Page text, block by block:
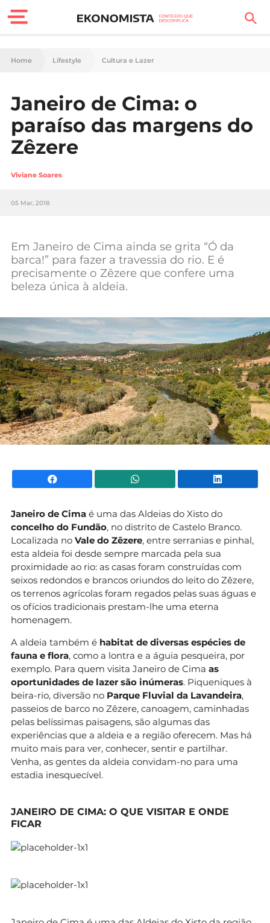
Finanças Pessoais
Carreira
Casa
Lifestyle
Sociedade
Negócios
Mundial 2026
Home Lifestyle Cultura e Lazer
Janeiro de Cima: o
paraíso das margens do
Zêzere
Viviane Soares
05 Mar, 2018
Em Janeiro de Cima ainda se grita “Ó da
barca!” para fazer a travessia do rio. E é
precisamente o Zêzere que confere uma
beleza única à aldeia.
Facebook WhatsApp
Janeiro de Cima é uma das Aldeias do Xisto do
concelho do Fundão, no distrito de Castelo Branco.
Localizada no Vale do Zêzere, entre serranias e pinhal,
esta aldeia foi desde sempre marcada pela sua
proximidade ao rio: as casas foram construídas com
seixos redondos e brancos oriundos do leito do Zêzere,
os terrenos agrícolas foram regados pelas suas águas e
os ofícios tradicionais prestam-lhe uma eterna
homenagem.
A aldeia também é habitat de diversas espécies de
fauna e flora, como a lontra e a águia pesqueira, por
exemplo. Para quem visita Janeiro de Cima as
oportunidades de lazer são inúmeras. Piqueniques à
beira-rio, diversão no Parque Fluvial da Lavandeira,
passeios de barco no Zêzere, canoagem, caminhadas
pelas belíssimas paisagens, são algumas das
experiências que a aldeia e a região oferecem. Mas há
muito mais para ver, conhecer, sentir e partilhar.
Venha, as gentes da aldeia convidam-no para uma
estadia inesquecível.
JANEIRO DE CIMA: O QUE VISITAR E ONDE
FICAR